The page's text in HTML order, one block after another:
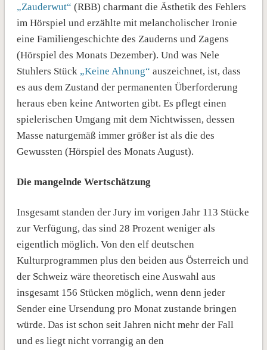
„Zauderwut“ (RBB) charmant die Ästhetik des Fehlers
im Hörspiel und erzählte mit melancholischer Ironie
eine Familiengeschichte des Zauderns und Zagens
(Hörspiel des Monats Dezember). Und was Nele
Stuhlers Stück „Keine Ahnung“ auszeichnet, ist, dass
es aus dem Zustand der permanenten Überforderung
heraus eben keine Antworten gibt. Es pflegt einen
spielerischen Umgang mit dem Nichtwissen, dessen
Masse naturgemäß immer größer ist als die des
Gewussten (Hörspiel des Monats August).
Die mangelnde Wertschätzung
Insgesamt standen der Jury im vorigen Jahr 113 Stücke
zur Verfügung, das sind 28 Prozent weniger als
eigentlich möglich. Von den elf deutschen
Kulturprogrammen plus den beiden aus Österreich und
der Schweiz wäre theoretisch eine Auswahl aus
insgesamt 156 Stücken möglich, wenn denn jeder
Sender eine Ursendung pro Monat zustande bringen
würde. Das ist schon seit Jahren nicht mehr der Fall
und es liegt nicht vorrangig an den